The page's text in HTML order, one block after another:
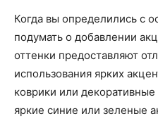
Когда вы определились с
подумать о добавлении
оттенки предоставляют
использования ярких
коврики или
яркие синие или зеленые